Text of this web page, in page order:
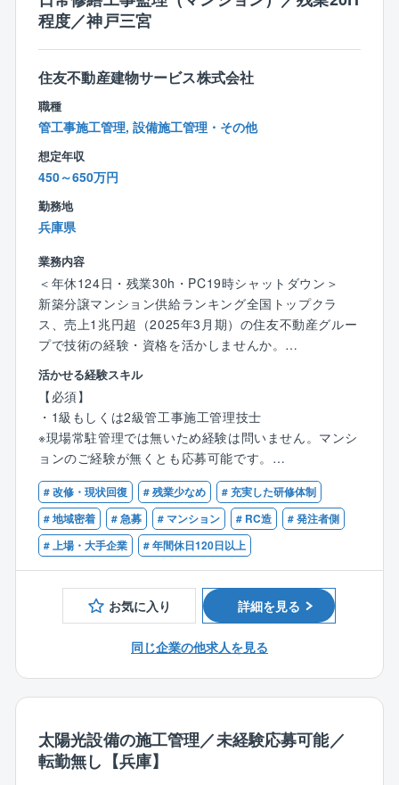
★フレックスタイム制で、社員それぞれのライフスタ
イルに合った柔軟な勤務時間帯を選択できます。
★業務システムが19時にシャットダウンするため、ほ
とんどの社員はその時間までに退社しています。
【転勤について】
ブロック制度（会社指定の十数エリアから、転勤範囲
を選べる制度）を採用。
異動が発生する場合は本人の希望や家庭事情等を事前
転居をともなう異動が発生する場合は、各種手当あ
り。
●赴任手当（単身の場合75,000円／家族帯同の場合20
0,000円）
●派遣手当（30,000円／月額）
●独身寮,社宅の用意（社宅寮費として10,000円～また
は20,000円～
水道光熱費・駐車場・火災保険料等は自己負担）
※詳細は、会社規定による。
※事情により転勤が難しい方は、
転居を伴う異動のない「エリア職」もご相談できま
す。
程度／神戸三宮
住友不動産建物サービス株式会社
職種
管工事施工管理, 設備施工管理・その他
想定年収
450～650万円
勤務地
兵庫県
業務内容
＜年休124日・残業30h・PC19時シャットダウン＞
新築分譲マンション供給ランキング全国トップクラ
ス、売上1兆円超（2025年3月期）の住友不動産グルー
プで技術の経験・資格を活かしませんか。
■職務内容
同社が管理している住友不動産が分譲したマンション
を中心に、修繕工事の調査～工事監理（見積取得・査
定、工程・安全管理が中心）をご担当いただきます。
■具体的には
・不具合箇所の確認・調査
・マンション毎の所定の補修協力会社への手配・見積
査定
・工事立ち会い
・管理組合様への提案（提案は原則、フロント職が行
います）、報告書作成
※原則、現場常駐はありません。
■このポジションの特徴：
5日など、ワークライフバランス重視の方にも適した環
境です。
・業績安定した会社で転勤もないので、じっくりとお
活かせる経験スキル
【必須】
・1級もしくは2級管工事施工管理技士
※現場常駐管理では無いため経験は問いません。マンシ
ョンのご経験が無くとも応募可能です。
【歓迎資格】
・建築、設備に関係するご経験（工事、設計、保守
等）
・建築施工管理技士(1級、2級)
・建築士（一級・二級）
・上記資格の受験資格のある方
・その他、上記に準ずる建築・設備に関する資格等
# 改修・現状回復 # 残業少なめ
# 充実した研修体制
# 地域密着
# 急募 # マンション # RC造
# 発注者側
# 上場・大手企業
# 年間休日120日以上
お気に入り 詳細を見る
同じ企業の他求人を見る
太陽光設備の施工管理／未経験応募可能／
転勤無し【兵庫】